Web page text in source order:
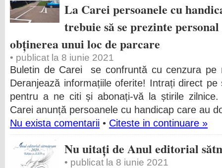
La Carei persoanele cu
trebuie să se prezinte
obținerea unui loc de parcare
• publicat la 8 iunie 2021
Buletin de Carei se confruntă cu cenzura pe
Deranjează informațiile oferite! Intrați direct pe
pentru a ne citi și abonați-vă la știrile
Carei anunță persoanele cu handicap care au
Nu exista comentarii • Citeste in continuare »
Nu uitați de Anul editorial
• publicat la 8 iunie 2021